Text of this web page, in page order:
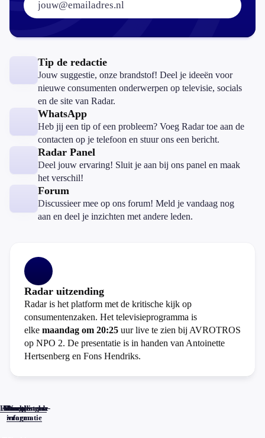
Tip de redactie
Jouw suggestie, onze brandstof! Deel je ideeën voor
nieuwe consumenten onderwerpen op televisie, socials
en de site van Radar.
WhatsApp
Heb jij een tip of een probleem? Voeg Radar toe aan de
contacten op je telefoon en stuur ons een bericht.
Radar Panel
Deel jouw ervaring! Sluit je aan bij ons panel en maak
het verschil!
Forum
Discussieer mee op ons forum! Meld je vandaag nog
aan en deel je inzichten met andere leden.
Radar uitzending
Radar is het platform met de kritische kijk op
consumentenzaken. Het televisieprogramma is
elke maandag om 20:25 uur live te zien bij AVROTROS
op NPO 2. De presentatie is in handen van Antoinette
Hertsenberg en Fons Hendriks.
Home
Actueel
Uitzendingen
Reacties
Programma-
informatie
Veelgestelde
vragen